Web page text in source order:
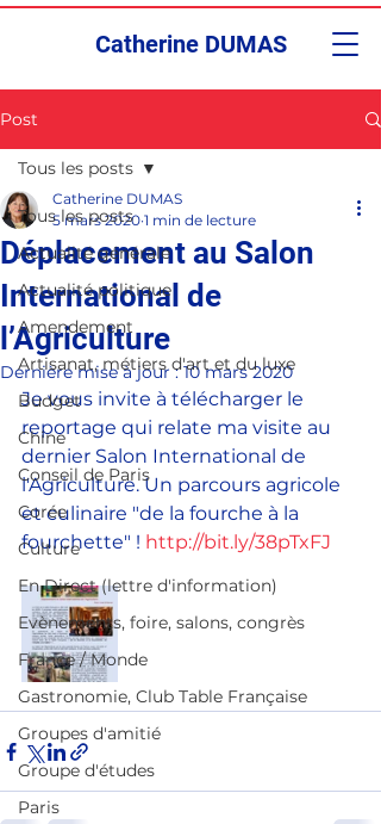
Catherine DUMAS
Post
Tous les posts
Actualité générale
Actualité politique
Amendement
Artisanat, métiers d'art et du luxe
Budget
Chine
Conseil de Paris
Corée
Culture
En Direct (lettre d'information)
Evènements, foire, salons, congrès
France / Monde
Gastronomie, Club Table Française
Groupes d'amitié
Groupe d'études
Paris
Tous les posts
Déplacement au Salon
International de
l’Agriculture
Catherine DUMAS
5 mars 2020 1 min de lecture
Dernière mise à jour :10 mars 2020
Je vous invite à télécharger le
reportage qui relate ma visite au
dernier Salon International de
l'Agriculture. Un parcours agricole
et culinaire "de la fourche à la
fourchette" ! http://bit.ly/38pTxFJ